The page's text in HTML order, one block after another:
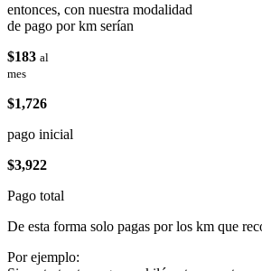
entonces, con nuestra modalidad
de pago por km serían
$183 al
mes
$1,726
pago inicial
$3,922
Pago total
De esta forma solo pagas por los km que
Por ejemplo: